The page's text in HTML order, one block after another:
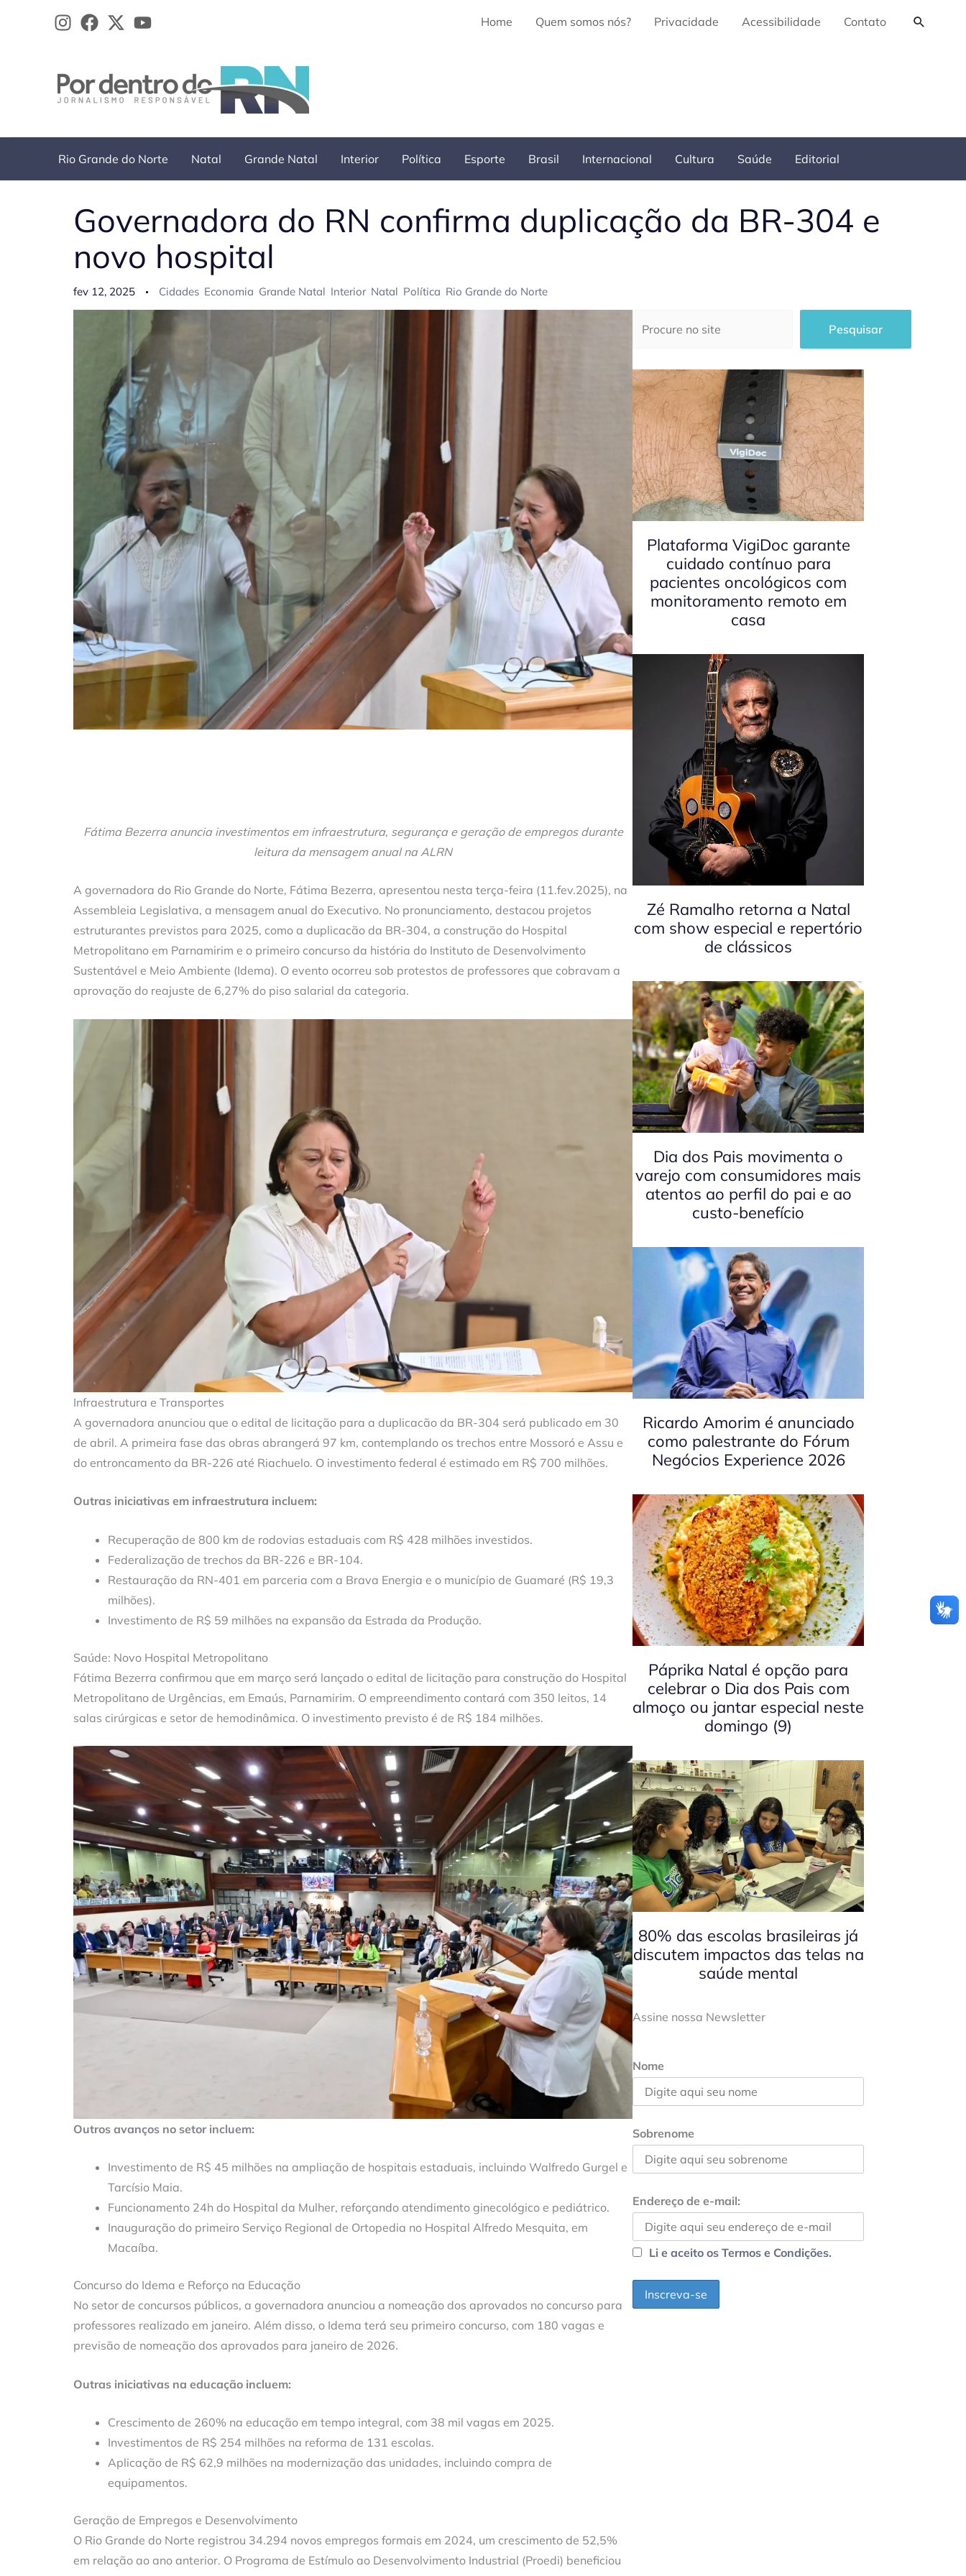
Home Quem somos nós? Privacidade Acessibilidade Contato
Rio Grande do Norte Natal Grande Natal Interior Política Esporte Brasil Internacional Cultura Saúde Editorial
Governadora do RN confirma duplicação da BR-304 e
novo hospital
fev 12, 2025 Cidades Economia Grande Natal Interior Natal Política Rio Grande do Norte
Fátima Bezerra anuncia investimentos em infraestrutura, segurança e geração de empregos durante
leitura da mensagem anual na ALRN
A governadora do Rio Grande do Norte, Fátima Bezerra, apresentou nesta terça-feira (11.fev.2025), na
Assembleia Legislativa, a mensagem anual do Executivo. No pronunciamento, destacou projetos
estruturantes previstos para 2025, como a duplicacão da BR-304, a construção do Hospital
Metropolitano em Parnamirim e o primeiro concurso da história do Instituto de Desenvolvimento
Sustentável e Meio Ambiente (Idema). O evento ocorreu sob protestos de professores que cobravam a
aprovação do reajuste de 6,27% do piso salarial da categoria.
Infraestrutura e Transportes
A governadora anunciou que o edital de licitação para a duplicacão da BR-304 será publicado em 30
de abril. A primeira fase das obras abrangerá 97 km, contemplando os trechos entre Mossoró e Assu e
do entroncamento da BR-226 até Riachuelo. O investimento federal é estimado em R$ 700 milhões.
Outras iniciativas em infraestrutura incluem:
Recuperação de 800 km de rodovias estaduais com R$ 428 milhões investidos.
Federalização de trechos da BR-226 e BR-104.
Restauração da RN-401 em parceria com a Brava Energia e o município de Guamaré (R$ 19,3
milhões).
Investimento de R$ 59 milhões na expansão da Estrada da Produção.
Saúde: Novo Hospital Metropolitano
Fátima Bezerra confirmou que em março será lançado o edital de licitação para construção do Hospital
Metropolitano de Urgências, em Emaús, Parnamirim. O empreendimento contará com 350 leitos, 14
salas cirúrgicas e setor de hemodinâmica. O investimento previsto é de R$ 184 milhões.
Outros avanços no setor incluem:
Investimento de R$ 45 milhões na ampliação de hospitais estaduais, incluindo Walfredo Gurgel e
Tarcísio Maia.
Funcionamento 24h do Hospital da Mulher, reforçando atendimento ginecológico e pediátrico.
Inauguração do primeiro Serviço Regional de Ortopedia no Hospital Alfredo Mesquita, em
Macaíba.
Concurso do Idema e Reforço na Educação
No setor de concursos públicos, a governadora anunciou a nomeação dos aprovados no concurso para
professores realizado em janeiro. Além disso, o Idema terá seu primeiro concurso, com 180 vagas e
previsão de nomeação dos aprovados para janeiro de 2026.
Outras iniciativas na educação incluem:
Crescimento de 260% na educação em tempo integral, com 38 mil vagas em 2025.
Investimentos de R$ 254 milhões na reforma de 131 escolas.
Aplicação de R$ 62,9 milhões na modernização das unidades, incluindo compra de
equipamentos.
Geração de Empregos e Desenvolvimento
O Rio Grande do Norte registrou 34.294 novos empregos formais em 2024, um crescimento de 52,5%
em relação ao ano anterior. O Programa de Estímulo ao Desenvolvimento Industrial (Proedi) beneficiou
Pesquisar
Plataforma VigiDoc garante
cuidado contínuo para
pacientes oncológicos com
monitoramento remoto em
casa
Zé Ramalho retorna a Natal
com show especial e repertório
de clássicos
Dia dos Pais movimenta o
varejo com consumidores mais
atentos ao perfil do pai e ao
custo-benefício
Ricardo Amorim é anunciado
como palestrante do Fórum
Negócios Experience 2026
Páprika Natal é opção para
celebrar o Dia dos Pais com
almoço ou jantar especial neste
domingo (9)
80% das escolas brasileiras já
discutem impactos das telas na
saúde mental
Assine nossa Newsletter
Nome
Sobrenome
Endereço de e-mail:
Li e aceito os Termos e Condições.